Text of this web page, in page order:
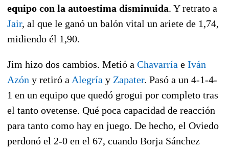
equipo con la autoestima disminuida. Y retrato a
Jair, al que le ganó un balón vital un ariete de 1,74,
midiendo él 1,90.
Jim hizo dos cambios. Metió a Chavarría e Iván
Azón y retiró a Alegría y Zapater. Pasó a un 4-1-4-
1 en un equipo que quedó grogui por completo tras
el tanto ovetense. Qué poca capacidad de reacción
para tanto como hay en juego. De hecho, el Oviedo
perdonó el 2-0 en el 67, cuando Borja Sánchez